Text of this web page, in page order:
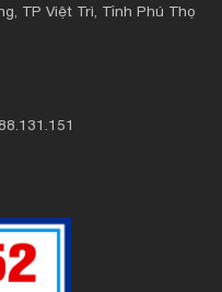
TP Việt Trì, Tỉnh Phú Thọ